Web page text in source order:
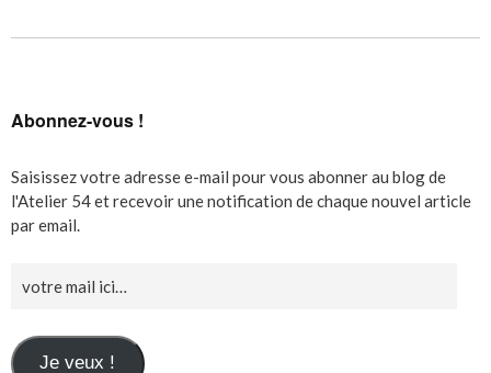
Abonnez-vous !
Saisissez votre adresse e-mail pour vous abonner au blog de
l'Atelier 54 et recevoir une notification de chaque nouvel article
par email.
Je veux !